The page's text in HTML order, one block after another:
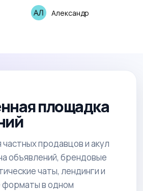
Александр
площадка
продавцов и акул
объявлений, брендовые
чаты, лендинги и
форматы в одном